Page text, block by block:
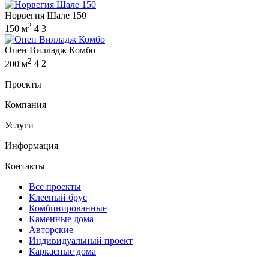
Норвегия Шале 150
150 м2 4 3
Опен Вилладж Комбо
200 м2 4 2
Проекты
Компания
Услуги
Информация
Контакты
Все проекты
Клееный брус
Комбинированные
Каменные дома
Авторские
Индивидуальный проект
Каркасные дома